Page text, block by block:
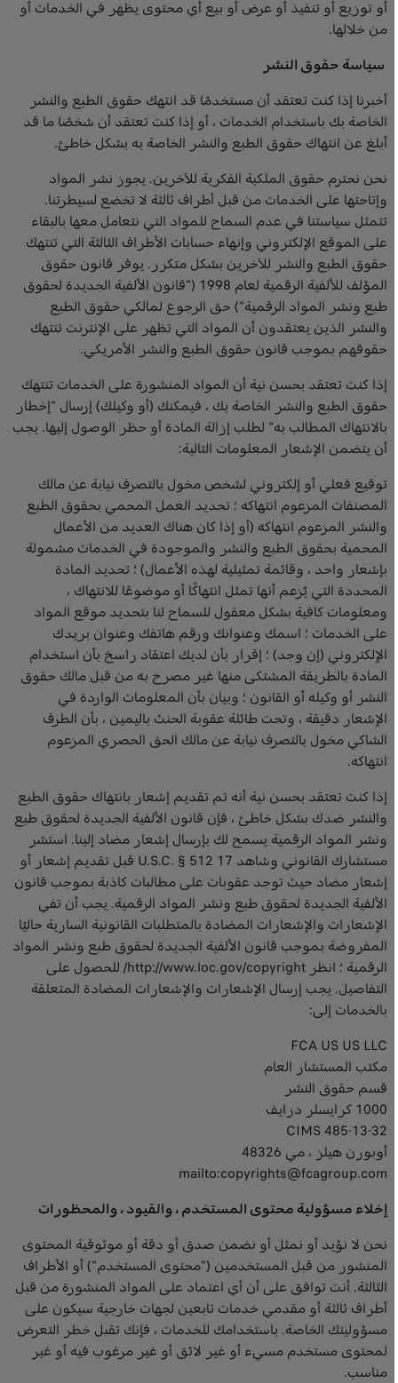
أو توزيع أو تنفيذ أو عرض أو بيع أي محتوى يظهر في الخدمات أو
من خلالها.
سياسة حقوق النشر
أخبرنا إذا كنت تعتقد أن مستخدمًا قد انتهك حقوق الطبع والنشر
الخاصة بك باستخدام الخدمات ، أو إذا كنت تعتقد أن شخصًا ما قد
أبلغ عن انتهاك حقوق الطبع والنشر الخاصة به بشكل خاطئ.
نحن نحترم حقوق الملكية الفكرية للآخرين. يجوز نشر المواد
وإتاحتها على الخدمات من قبل أطراف ثالثة لا تخضع لسيطرتنا.
تتمثل سياستنا في عدم السماح للمواد التي نتعامل معها بالبقاء
على الموقع الإلكتروني وإنهاء حسابات الأطراف الثالثة التي تنتهك
حقوق الطبع والنشر للآخرين بشكل متكرر. يوفر قانون حقوق
المؤلف للألفية الرقمية لعام 1998 ("قانون الألفية الجديدة لحقوق
طبع ونشر المواد الرقمية") حق الرجوع لمالكي حقوق الطبع
والنشر الذين يعتقدون أن المواد التي تظهر على الإنترنت تنتهك
حقوقهم بموجب قانون حقوق الطبع والنشر الأمريكي.
إذا كنت تعتقد بحسن نية أن المواد المنشورة على الخدمات تنتهك
حقوق الطبع والنشر الخاصة بك ، فيمكنك (أو وكيلك) إرسال "إخطار
بالانتهاك المطالب به" لطلب إزالة المادة أو حظر الوصول إليها. يجب
أن يتضمن الإشعار المعلومات التالية:
توقيع فعلي أو إلكتروني لشخص مخول بالتصرف نيابة عن مالك
المصنفات المزعوم انتهاكه ؛ تحديد العمل المحمي بحقوق الطبع
والنشر المزعوم انتهاكه (أو إذا كان هناك العديد من الأعمال
المحمية بحقوق الطبع والنشر والموجودة في الخدمات مشمولة
بإشعار واحد ، وقائمة تمثيلية لهذه الأعمال) ؛ تحديد المادة
المحددة التي يُزعم أنها تمثل انتهاكًا أو موضوعًا للانتهاك ،
ومعلومات كافية بشكل معقول للسماح لنا بتحديد موقع المواد
على الخدمات ؛ اسمك وعنوانك ورقم هاتفك وعنوان بريدك
الإلكتروني (إن وجد) ؛ إقرار بأن لديك اعتقاد راسخ بأن استخدام
المادة بالطريقة المشتكى منها غير مصرح به من قبل مالك حقوق
النشر أو وكيله أو القانون ؛ وبيان بأن المعلومات الواردة في
الإشعار دقيقة ، وتحت طائلة عقوبة الحنث باليمين ، بأن الطرف
الشاكي مخول بالتصرف نيابة عن مالك الحق الحصري المزعوم
انتهاكه.
إذا كنت تعتقد بحسن نية أنه تم تقديم إشعار بانتهاك حقوق الطبع
والنشر ضدك بشكل خاطئ ، فإن قانون الألفية الجديدة لحقوق طبع
ونشر المواد الرقمية يسمح لك بإرسال إشعار مضاد إلينا. استشر
مستشارك القانوني وشاهد 17 U.S.C. § 512 قبل تقديم إشعار أو
إشعار مضاد حيث توجد عقوبات على مطالبات كاذبة بموجب قانون
الألفية الجديدة لحقوق طبع ونشر المواد الرقمية. يجب أن تفي
الإشعارات والإشعارات المضادة بالمتطلبات القانونية السارية حاليًا
المفروضة بموجب قانون الألفية الجديدة لحقوق طبع ونشر المواد
الرقمية ؛ انظر http://www.loc.gov/copyright/ للحصول على
التفاصيل. يجب إرسال الإشعارات والإشعارات المضادة المتعلقة
بالخدمات إلى:
FCA US US LLC
مكتب المستشار العام
قسم حقوق النشر
1000 كرايسلر درايف
CIMS 485-13-32
أوبورن هيلز ، مي 48326
mailto:copyrights@fcagroup.com
إخلاء مسؤولية محتوى المستخدم ، والقيود ، والمحظورات
نحن لا نؤيد أو نمثل أو نضمن صدق أو دقة أو موثوقية المحتوى
المنشور من قبل المستخدمين ("محتوى المستخدم") أو الأطراف
الثالثة. أنت توافق على أن أي اعتماد على المواد المنشورة من قبل
أطراف ثالثة أو مقدمي خدمات تابعين لجهات خارجية سيكون على
مسؤوليتك الخاصة. باستخدامك للخدمات ، فإنك تقبل خطر التعرض
لمحتوى مستخدم مسيء أو غير لائق أو غير مرغوب فيه أو غير
مناسب.